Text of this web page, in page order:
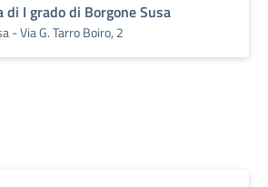
di I grado di Borgone Susa
- Via G. Tarro Boiro, 2